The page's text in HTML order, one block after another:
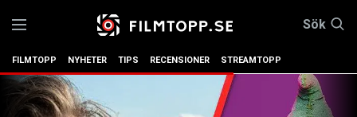
Sök
FILMTOPP NYHETER TIPS RECENSIONER STREAMTOPP